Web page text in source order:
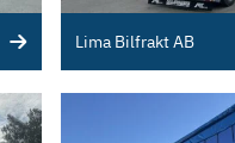
Lima Bilfrakt AB